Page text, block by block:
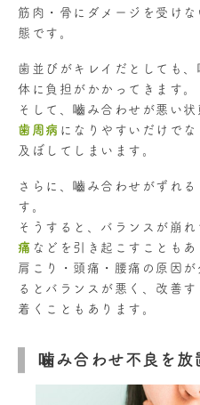
筋肉・骨にダメージを受け
態です。
歯並びがキレイだとしても
体に負担がかかってきます。
そして、嚙み合わせが悪い
歯周病 になりやすいだけで
及ぼしてしまいます。
さらに、嚙み合わせがずれる
す。
そうすると、バランスが崩れ
痛 などを引き起こすこともあ
肩こり・頭痛・腰痛の原因
るとバランスが悪く、改善
着くこともあります。
噛み合わせ不良を放